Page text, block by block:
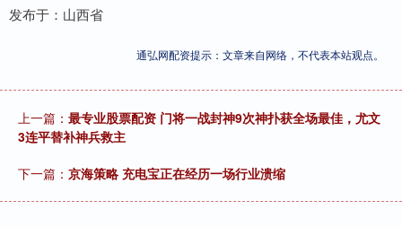
发布于：山西省
通弘网配资提示：文章来自网络，不代表本站观点。
上一篇： 最专业股票配资 门将一战封神9次神扑获全场最佳，尤文
3连平替补神兵救主
下一篇： 京海策略 充电宝正在经历一场行业溃缩